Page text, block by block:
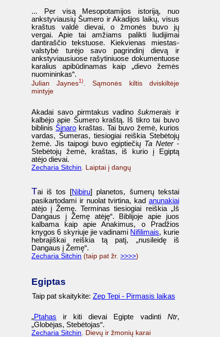
... Per visą Mesopotamijos istoriją, nuo
ankstyviausių Šumero ir Akadijos laikų, visus
kraštus valdė dievai, o žmonės buvo jų
vergai. Apie tai amžiams palikti liudijimai
dantiraščio tekstuose. Kiekvienas miestas-
valstybė turėjo savo pagrindinį dievą ir
ankstyviausiuose rašytiniuose dokumentuose
karalius apibūdinamas kaip „dievo žemės
nuomininkas“.
Julian Jaynes1). Sąmonės kiltis dviskiltėje
mintyje
Akadai savo pirmtakus vadino šukmerais ir
kalbėjo apie Šumero kraštą. Iš tikro tai buvo
biblinis Šinaro kraštas. Tai buvo žemė, kurios
vardas, Šumeras, tiesiogiai reiškia Stebėtojų
žemė. Jis taipogi buvo egiptiečių Ta Neter-
Stebėtojų žemė, kraštas, iš kurio į Egiptą
atėjo dievai.
Zecharia Sitchin . Laiptai į dangų
Tai iš tos [Nibiru] planetos, šumerų tekstai
pasikartodami ir nuolat tvirtina, kad anunakiai
atėjo į Žemę. Terminas tiesiogiai reiškia „Iš
Dangaus į Žemę atėję“. Biblijoje apie juos
kalbama kaip apie Anakimus, o Pradžios
knygos 6 skyriuje jie vadinami Nifilimais, kurie
hebrajiškai reiškia tą patį, „nusileidę iš
Dangaus į Žemę“.
Zecharia Sitchin (taip pat žr.>>>>)
Egiptas
Taip pat skaitykite: Zep Tepi - Pirmasis laikas
„Ptahas ir kiti dievai Egipte vadinti Ntr,
„Globėjas, Stebėtojas“.
Zecharia Sitchin . Dievų ir žmonių karai